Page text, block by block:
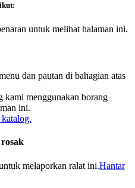
untuk melihat halaman ini.
dan pautan di bahagian atas
kami menggunakan borang
ini.
melaporkan ralat ini.Hantar